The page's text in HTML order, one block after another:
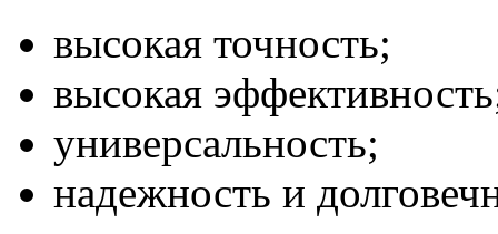
высокая точность;
высокая
универсальность;
надежность и